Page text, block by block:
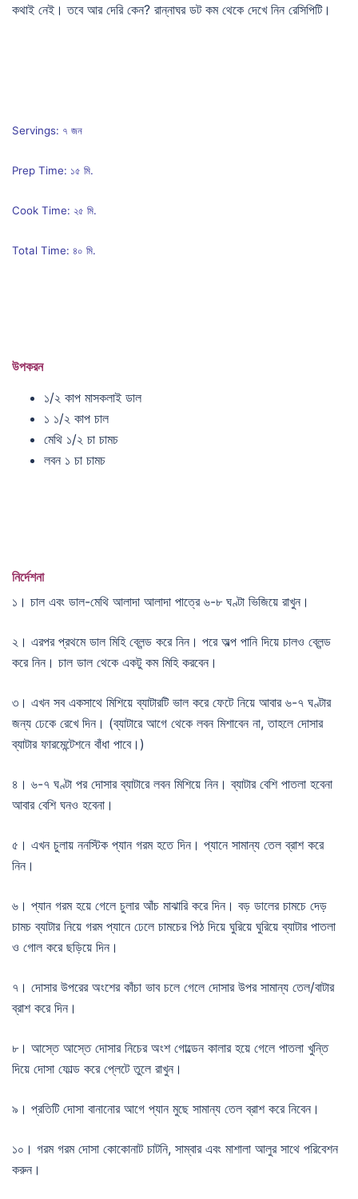
কথাই নেই। তবে আর দেরি কেন? রান্নাঘর ডট কম থেকে দেখে নিন রেসিপিটি।
Servings: ৭ জন
Prep Time: ১৫ মি.
Cook Time: ২৫ মি.
Total Time: ৪০ মি.
উপকরন
১/২ কাপ মাসকলাই ডাল
১ ১/২ কাপ চাল
মেথি ১/২ চা চামচ
লবন ১ চা চামচ
নির্দেশনা
১। চাল এবং ডাল-মেথি আলাদা আলাদা পাত্রে ৬-৮ ঘণ্টা ভিজিয়ে রাখুন।
২। এরপর প্রথমে ডাল মিহি ব্লেন্ড করে নিন। পরে অল্প পানি দিয়ে চালও ব্লেন্ড
করে নিন। চাল ডাল থেকে একটু কম মিহি করবেন।
৩। এখন সব একসাথে মিশিয়ে ব্যাটারটি ভাল করে ফেটে নিয়ে আবার ৬-৭ ঘণ্টার
জন্য ঢেকে রেখে দিন। (ব্যাটারে আগে থেকে লবন মিশাবেন না, তাহলে দোসার
ব্যাটার ফারমেন্টেশনে বাঁধা পাবে।)
৪। ৬-৭ ঘণ্টা পর দোসার ব্যাটারে লবন মিশিয়ে নিন। ব্যাটার বেশি পাতলা হবেনা
আবার বেশি ঘনও হবেনা।
৫। এখন চুলায় ননস্টিক প্যান গরম হতে দিন। প্যানে সামান্য তেল ব্রাশ করে
নিন।
৬। প্যান গরম হয়ে গেলে চুলার আঁচ মাঝারি করে দিন। বড় ডালের চামচে দেড়
চামচ ব্যাটার নিয়ে গরম প্যানে ঢেলে চামচের পিঠ দিয়ে ঘুরিয়ে ঘুরিয়ে ব্যাটার পাতলা
ও গোল করে ছড়িয়ে দিন।
৭। দোসার উপরের অংশের কাঁচা ভাব চলে গেলে দোসার উপর সামান্য তেল/বাটার
ব্রাশ করে দিন।
৮। আস্তে আস্তে দোসার নিচের অংশ গোল্ডেন কালার হয়ে গেলে পাতলা খুন্তি
দিয়ে দোসা ফোল্ড করে প্লেটে তুলে রাখুন।
৯। প্রতিটি দোসা বানানোর আগে প্যান মুছে সামান্য তেল ব্রাশ করে নিবেন।
১০। গরম গরম দোসা কোকোনাট চাটনি, সাম্বার এবং মাশালা আলুর সাথে পরিবেশন
করুন।